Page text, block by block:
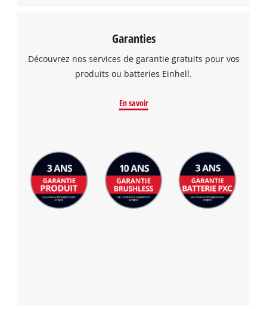
Garanties
Découvrez nos services de garantie gratuits pour vos
produits ou batteries Einhell.
En savoir